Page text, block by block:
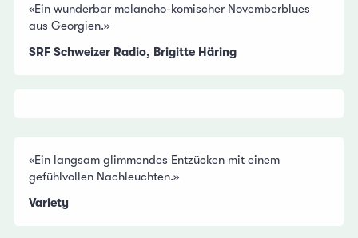
«Ein wunderbar melancho-komischer Novemberblues
aus Georgien.»
SRF Schweizer Radio, Brigitte Häring
«Ein langsam glimmendes Entzücken mit einem
gefühlvollen Nachleuchten.»
Variety